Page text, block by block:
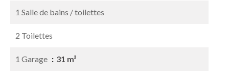
1 Salle de bains / toilettes
2 Toilettes
1 Garage 31 m²